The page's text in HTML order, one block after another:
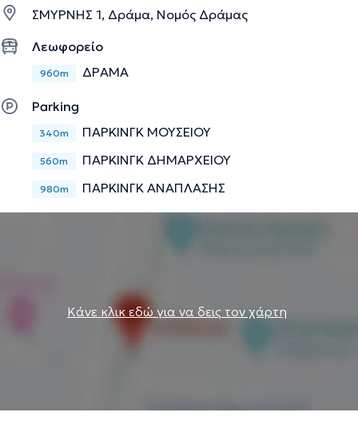
ΣΜΥΡΝΗΣ 1, Δράμα, Νομός Δράμας
Λεωφορείο
960m ΔΡΑΜΑ
Parking
340m ΠΑΡΚΙΝΓΚ ΜΟΥΣΕΙΟΥ
560m ΠΑΡΚΙΝΓΚ ΔΗΜΑΡΧΕΙΟΥ
980m ΠΑΡΚΙΝΓΚ ΑΝΑΠΛΑΣΗΣ
Κάνε κλικ εδώ για να δεις τον χάρτη